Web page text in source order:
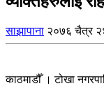
साझापाना २०७६ चैत्र
काठमाडौँ । टोखा